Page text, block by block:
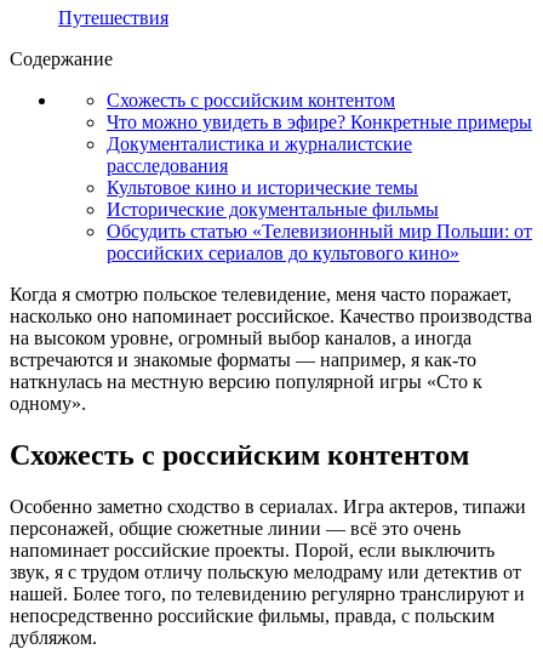
Путешествия
Содержание
Схожесть с российским контентом
Что можно увидеть в эфире? Конкретные примеры
Документалистика и журналистские
расследования
Культовое кино и исторические темы
Исторические документальные фильмы
Обсудить статью «Телевизионный мир Польши: от
российских сериалов до культового кино»
Когда я смотрю польское телевидение, меня часто поражает,
насколько оно напоминает российское. Качество производства
на высоком уровне, огромный выбор каналов, а иногда
встречаются и знакомые форматы — например, я как-то
наткнулась на местную версию популярной игры «Сто к
одному».
Схожесть с российским контентом
Особенно заметно сходство в сериалах. Игра актеров, типажи
персонажей, общие сюжетные линии — всё это очень
напоминает российские проекты. Порой, если выключить
звук, я с трудом отличу польскую мелодраму или детектив от
нашей. Более того, по телевидению регулярно транслируют и
непосредственно российские фильмы, правда, с польским
дубляжом.